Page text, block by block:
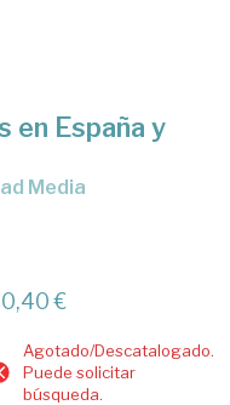
en España y
Media
€
Agotado/Descatalogado.
Puede solicitar
búsqueda.